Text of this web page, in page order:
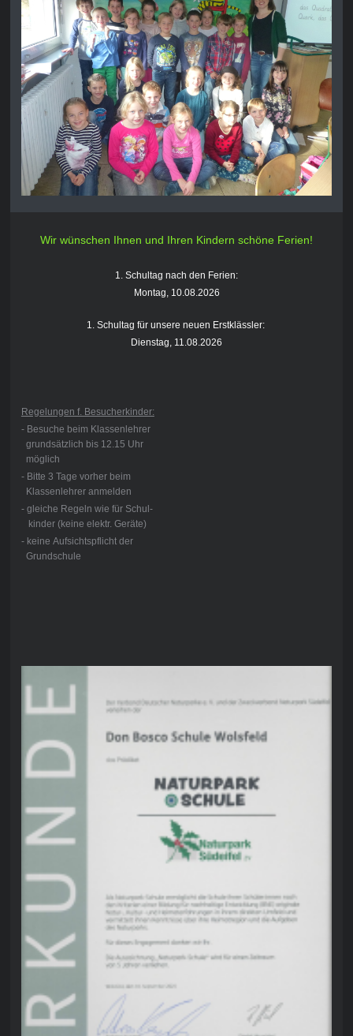
Wir wünschen Ihnen und Ihren Kindern schöne Ferien!
1. Schultag nach den Ferien:
Montag, 10.08.2026
1. Schultag für unsere neuen Erstklässler:
Dienstag, 11.08.2026
Regelungen f. Besucherkinder:
- Besuche beim Klassenlehrer
grundsätzlich bis 12.15 Uhr
möglich
- Bitte 3 Tage vorher beim
Klassenlehrer anmelden
- gleiche Regeln wie für Schul-
kinder (keine elektr. Geräte)
- keine Aufsichtspflicht der
Grundschule